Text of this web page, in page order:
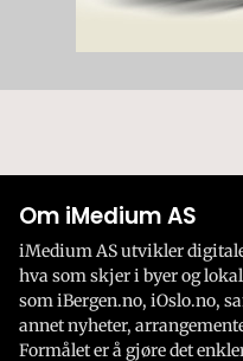
Om iMedium AS
iMedium AS utvikler
hva som skjer i byer og
som iBergen.no, iOslo.no,
annet nyheter,
Formålet er å gjøre det